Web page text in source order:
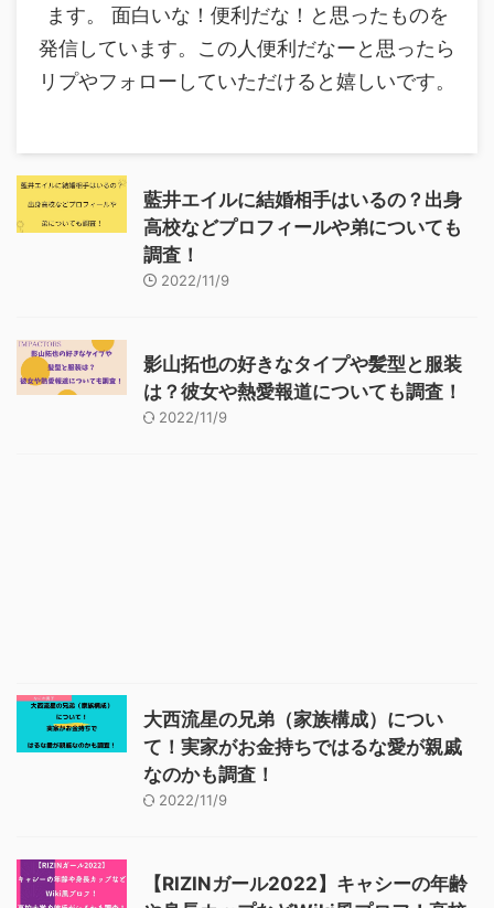
ます。 面白いな！便利だな！と思ったものを
発信しています。この人便利だなーと思ったら
リプやフォローしていただけると嬉しいです。
藍井エイルに結婚相手はいるの？出身
高校などプロフィールや弟についても
調査！
2022/11/9
影山拓也の好きなタイプや髪型と服装
は？彼女や熱愛報道についても調査！
2022/11/9
大西流星の兄弟（家族構成）につい
て！実家がお金持ちではるな愛が親戚
なのかも調査！
2022/11/9
【RIZINガール2022】キャシーの年齢